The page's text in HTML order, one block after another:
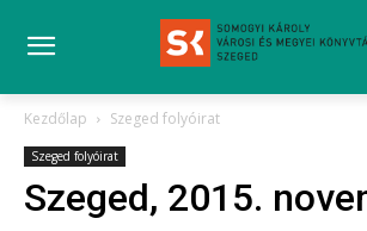
Kezdőlap Szeged folyóirat
Szeged folyóirat
Szeged, 2015.